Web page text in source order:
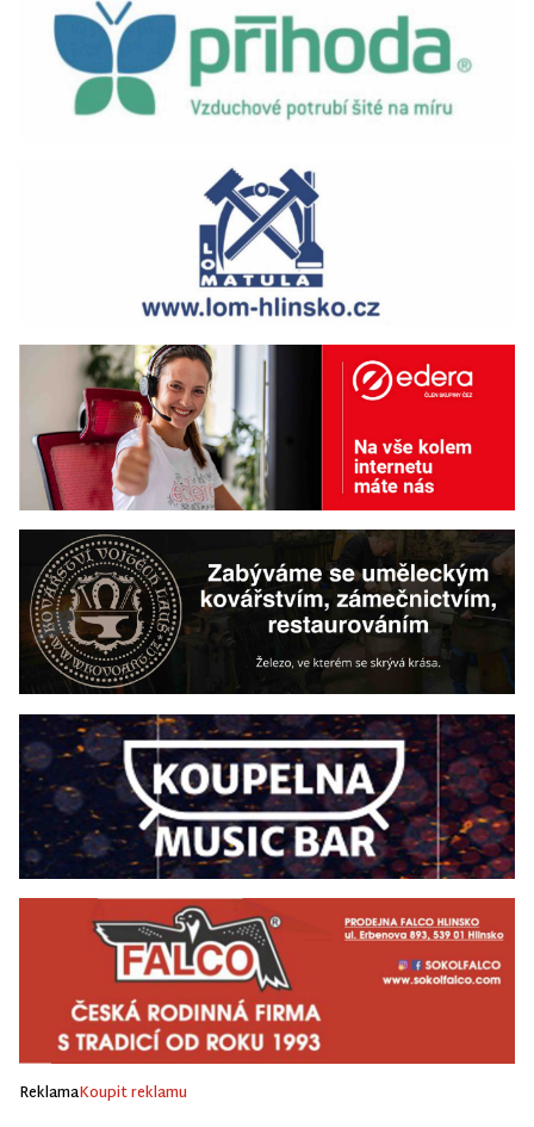
ReklamaKoupit reklamu